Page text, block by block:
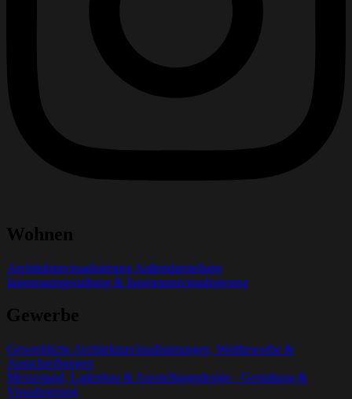
Wohnen
Architekturvisualisierung Außendarstellung
Innenraumgestaltung & Innenraumvisualisierung
Gewerbe
Gewerbliche Architekturvisualisierungen, Wettbewerbe &
Ausschreibungen
Messestand, Ladenbau & Ausstellungsdesign - Gestaltung &
Visualisierung